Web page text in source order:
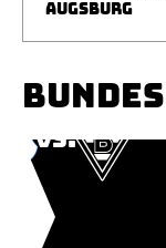
AUGSBURG